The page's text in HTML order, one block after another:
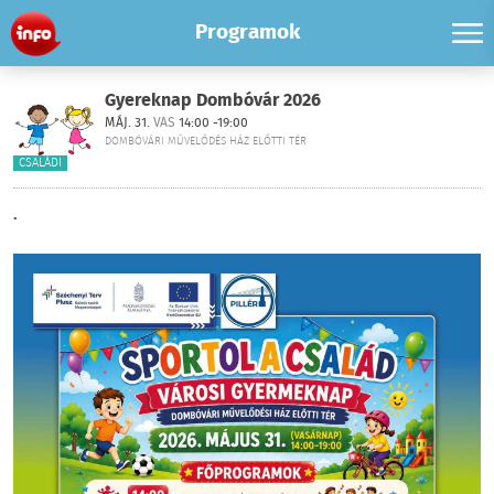
Programok
Gyereknap Dombóvár 2026
MÁJ. 31. VAS 14:00 -19:00
DOMBÓVÁRI MŰVELŐDÉS HÁZ ELŐTTI TÉR
CSALÁDI
.